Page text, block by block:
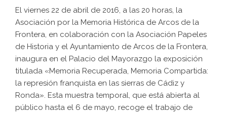
El viernes 22 de abril de 2016, a las 20 horas, la
Asociación por la Memoria Histórica de Arcos de la
Frontera, en colaboración con la Asociación Papeles
de Historia y el Ayuntamiento de Arcos de la Frontera,
inaugura en el Palacio del Mayorazgo la exposición
titulada «Memoria Recuperada, Memoria Compartida:
la represión franquista en las sierras de Cádiz y
Ronda». Esta muestra temporal, que está abierta al
público hasta el 6 de mayo, recoge el trabajo de